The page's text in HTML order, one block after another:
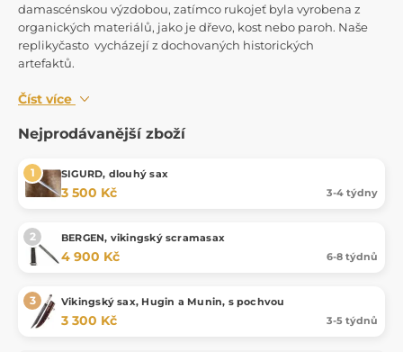
damascénskou výzdobou, zatímco rukojeť byla vyrobena z
organických materiálů, jako je dřevo, kost nebo paroh. Naše
replikyčasto vycházejí z dochovaných historických
artefaktů.
Číst více
Nejprodávanější zboží
SIGURD, dlouhý sax
3 500 Kč 3-4 týdny
BERGEN, vikingský scramasax
4 900 Kč 6-8 týdnů
Vikingský sax, Hugin a Munin, s pochvou
3 300 Kč 3-5 týdnů